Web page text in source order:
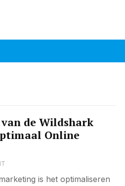
de Wildshark
Online
is het optimaliseren